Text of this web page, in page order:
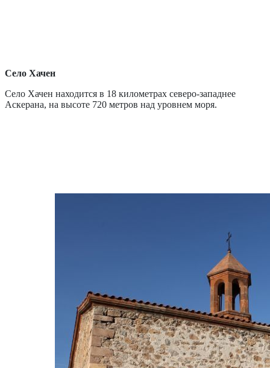
Село Хачен
Село Хачен находится в 18 километрах северо-западнее
Аскерана, на высоте 720 метров над уровнем моря.